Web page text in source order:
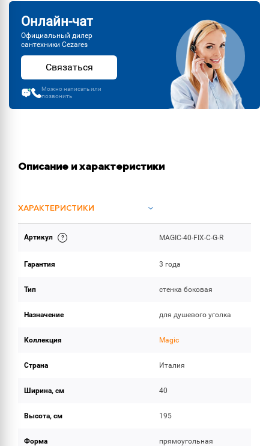
Онлайн-чат
Официальный дилер
сантехники Cezares
Связаться
Можно написать или
позвонить
Описание и характеристики
ХАРАКТЕРИСТИКИ
ОБЪЕМ ПОСТАВКИ
Артикул MAGIC-40-FIX-C-G-R
Гарантия 3 года
Тип стенка боковая
Назначение для душевого уголка
Коллекция Magic
Страна Италия
Ширина, см 40
Высота, см 195
Форма прямоугольная